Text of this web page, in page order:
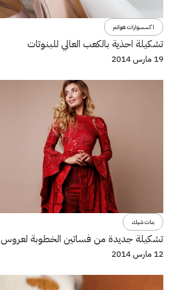
اكسسوارات هوانم
تشكيلة احذية بالكعب العالي للبنوتات
19 مارس 2014
بنات شيك
تشكيلة جديدة من فساتين الخطوبة لعروس 2014 بألوان الطيف
12 مارس 2014